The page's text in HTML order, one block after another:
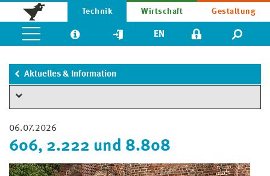
Technik Wirtschaft Gestaltung
EN
Aktuelles & Information
06.07.2026
606, 2.222 und 8.808